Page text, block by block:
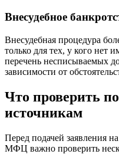
Внесудебное
Внесудебная процедура
только для тех, у кого нет
перечень несписываемых
зависимости от
Что проверить
источникам
Перед подачей заявления
МФЦ важно проверить